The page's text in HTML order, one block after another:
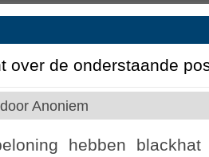
over de onderstaande
Anoniem
hebben